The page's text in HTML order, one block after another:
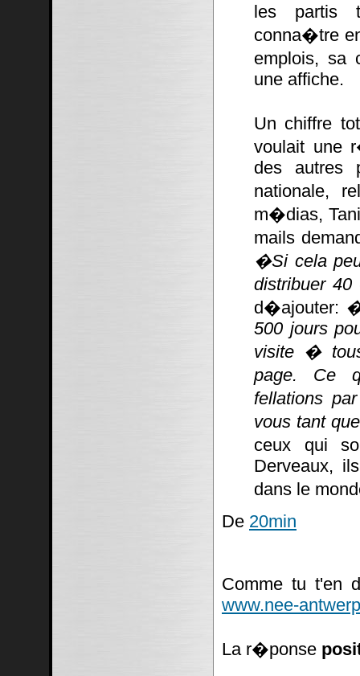
les partis
conna�tre
emplois, sa
une affiche.
Un chiffre
voulait une
des autres
nationale,
m�dias,
mails
�Si cela
distribuer
d�ajouter:
500 jours
visite �
page. Ce
fellations
vous tant
ceux qui
Derveaux,
dans le
De 20min
Comme tu t'en
www.nee-
La r�ponse